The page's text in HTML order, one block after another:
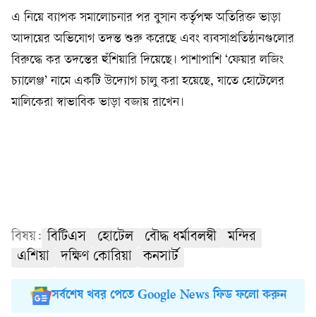
এ নিয়ে ব্যাপক সমালোচনার পর বুসান কর্তৃপক্ষ অতিরিক্ত ভাড়া
আদায়ের অভিযোগ তদন্ত শুরু করেছে এবং ব্যবসাপ্রতিষ্ঠানগুলোর
বিরুদ্ধে কর তদন্তের হুঁশিয়ারি দিয়েছে। পাশাপাশি ‘ফেয়ার লজিং
চ্যালেঞ্জ’ নামে একটি উদ্যোগ চালু করা হয়েছে, যাতে হোটেলের
মালিকেরা স্বাভাবিক ভাড়া বজায় রাখেন।
বিষয়: বিটিএস হোটেল বৌদ্ধ ধর্মাবলম্বী
মন্দির
এশিয়া
দক্ষিণ কোরিয়া কনসার্ট
সর্বশেষ খবর পেতে Google News ফিড ফলো করুন